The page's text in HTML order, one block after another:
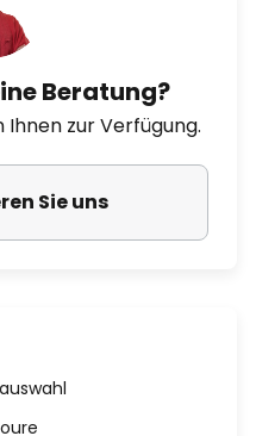
Beratung?
zur Verfügung.
Sie uns